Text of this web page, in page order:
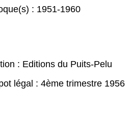
: 1951-1960
: Editions du Puits-Pelu
légal : 4ème trimestre 1956